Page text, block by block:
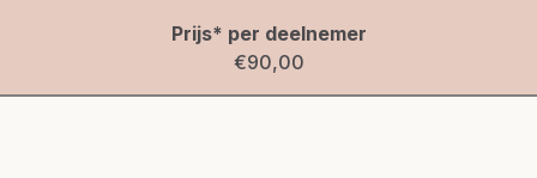
Prijs* per deelnemer
€90,00